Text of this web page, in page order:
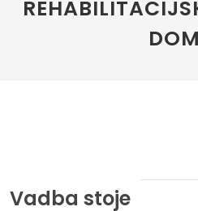
Vadba stoje